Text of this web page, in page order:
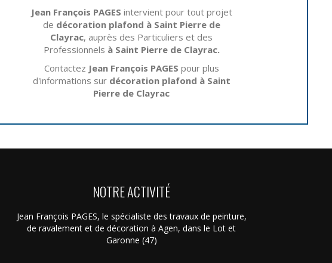
Jean François PAGES intervient pour tout projet
de décoration plafond à Saint Pierre de
Clayrac, auprès des Particuliers et des
Professionnels à Saint Pierre de Clayrac.
Contactez Jean François PAGES pour plus
d'informations sur décoration plafond à Saint
Pierre de Clayrac
NOTRE ACTIVITÉ
Jean François PAGES, le spécialiste des travaux de peinture,
de ravalement et de décoration à Agen, dans le Lot et
Garonne (47)